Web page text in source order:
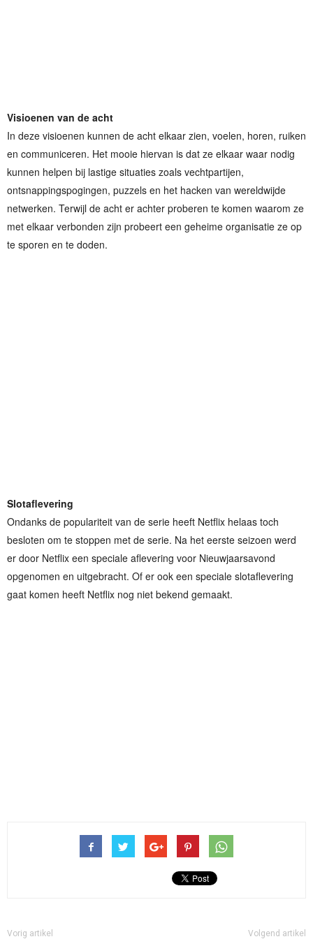
Visioenen van de acht
In deze visioenen kunnen de acht elkaar zien, voelen, horen, ruiken
en communiceren. Het mooie hiervan is dat ze elkaar waar nodig
kunnen helpen bij lastige situaties zoals vechtpartijen,
ontsnappingspogingen, puzzels en het hacken van wereldwijde
netwerken. Terwijl de acht er achter proberen te komen waarom ze
met elkaar verbonden zijn probeert een geheime organisatie ze op
te sporen en te doden.
Slotaflevering
Ondanks de populariteit van de serie heeft Netflix helaas toch
besloten om te stoppen met de serie. Na het eerste seizoen werd
er door Netflix een speciale aflevering voor Nieuwjaarsavond
opgenomen en uitgebracht. Of er ook een speciale slotaflevering
gaat komen heeft Netflix nog niet bekend gemaakt.
Vorig artikel Volgend artikel